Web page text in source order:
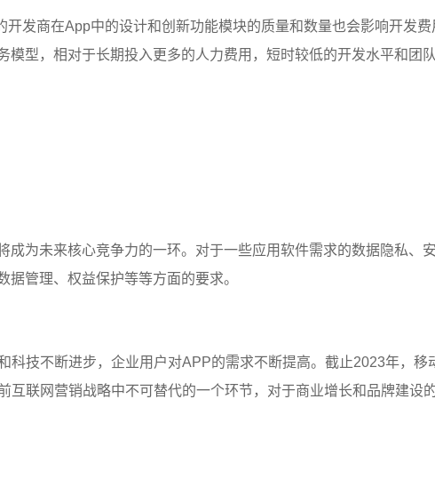
发商在App中的设计和创新功能模块的质量和数量也会影响开发费
型，相对于长期投入更多的人力费用，短时较低的开发水平和团
为未来核心竞争力的一环。对于一些应用软件需求的数据隐私、
管理、权益保护等等方面的要求。
技不断进步，企业用户对APP的需求不断提高。截止2023年，移
联网营销战略中不可替代的一个环节，对于商业增长和品牌建设